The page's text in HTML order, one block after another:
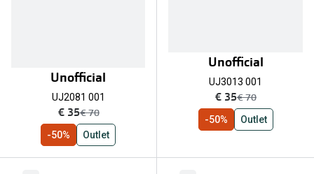
Unofficial
UJ2081 001
nu:
€ 35was:
€ 70
-50% Outlet
Unofficial
UJ3013 001
nu:
€ 35was:
€ 70
-50% Outlet